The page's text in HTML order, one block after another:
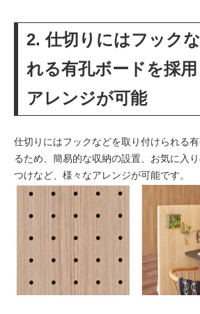
2. 仕切りにはフック
れる有孔ボードを採
アレンジが可能
仕切りにはフックなどを取り付けられる
るため、簡易的な収納の設置、お気に入
つけなど、様々なアレンジが可能です。